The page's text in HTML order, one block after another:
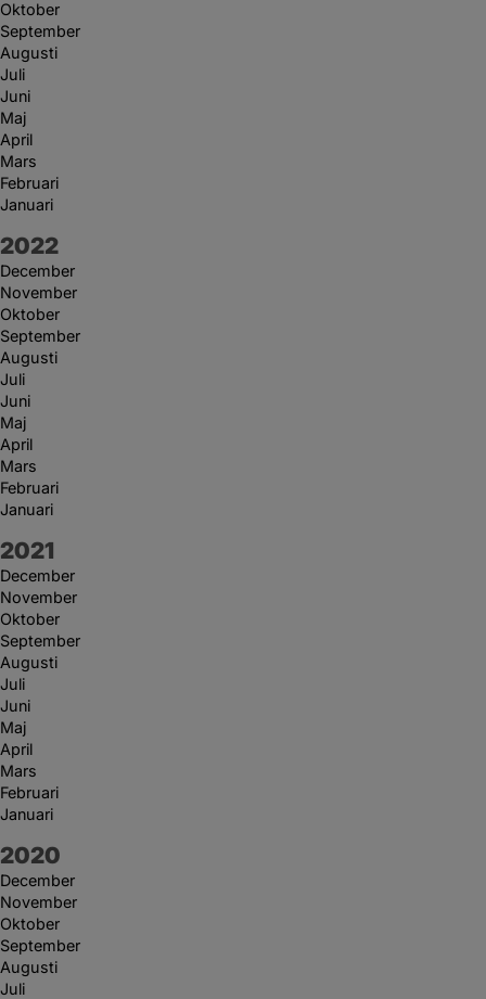
Oktober
September
Augusti
Juli
Juni
Maj
April
Mars
Februari
Januari
År:
2022
December
November
Oktober
September
Augusti
Juli
Juni
Maj
April
Mars
Februari
Januari
År:
2021
December
November
Oktober
September
Augusti
Juli
Juni
Maj
April
Mars
Februari
Januari
År:
2020
December
November
Oktober
September
Augusti
Juli